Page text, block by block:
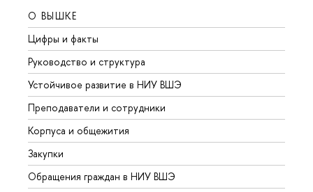
О ВЫШКЕ
Цифры и факты
Руководство и структура
Устойчивое развитие в НИУ ВШЭ
Преподаватели и сотрудники
Корпуса и общежития
Закупки
Обращения граждан в НИУ ВШЭ